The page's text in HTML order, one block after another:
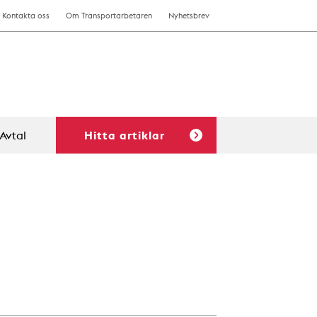
Kontakta oss Om Transportarbetaren Nyhetsbrev
Hitta artiklar